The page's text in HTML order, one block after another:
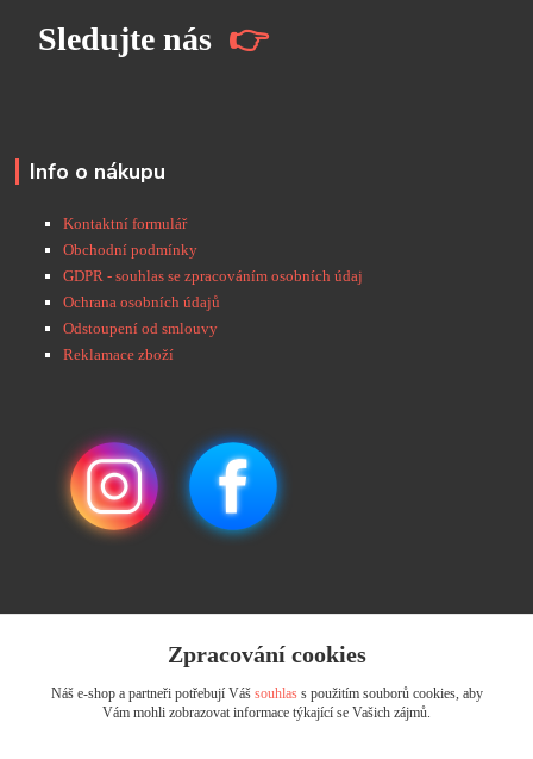
Sledujte nás 👉
Info o nákupu
Kontaktní formulář
Obchodní podmínky
GDPR - souhlas se zpracováním osobních údaj
Ochrana osobních údajů
Odstoupení od smlouvy
Reklamace zboží
💌 Děkujeme za Vaši důvěru! Objednávky
odesíláme do 48 hodin. 📩 Na vaše e-maily
odpovíme do 24 hodin.
Zpracování cookies
Náš e-shop a partneři potřebují Váš souhlass použitím souborů cookies, aby
Vám mohli zobrazovat informace týkající se Vašich zájmů.